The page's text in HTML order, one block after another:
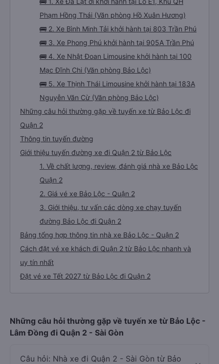
Phạm Hồng Thái (Văn phòng Hồ Xuân Hương)
🚌 2. Xe Bình Minh Tải khởi hành tại 803 Trần Phú
🚌 3. Xe Phong Phú khởi hành tại 905A Trần Phú
🚌 4. Xe Nhật Đoan Limousine khởi hành tại 100
Mạc Đĩnh Chi (Văn phòng Bảo Lộc)
🚌 5. Xe Thịnh Thái Limousine khởi hành tại 183A
Nguyễn Văn Cừ (Văn phòng Bảo Lộc)
Những câu hỏi thường gặp về tuyến xe từ Bảo Lộc đi
Quận 2
Thông tin tuyến đường
Giới thiệu tuyến đường xe đi Quận 2 từ Bảo Lộc
1. Về chất lượng, review, đánh giá nhà xe Bảo Lộc
Quận 2
2. Giá vé xe Bảo Lộc - Quận 2
3. Giới thiệu, tư vấn các dòng xe chạy tuyến
đường Bảo Lộc đi Quận 2
Bảng tổng hợp thông tin nhà xe Bảo Lộc - Quận 2
Cách đặt vé xe khách đi Quận 2 từ Bảo Lộc nhanh và
uy tín nhất
Đặt vé xe Tết 2027 từ Bảo Lộc đi Quận 2
Những câu hỏi thường gặp về tuyến xe từ Bảo Lộc -
Lâm Đồng đi Quận 2 - Sài Gòn
Câu hỏi: Nhà xe đi Quận 2 - Sài Gòn từ Bảo